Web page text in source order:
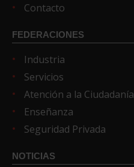
Contacto
FEDERACIONES
Industria
Servicios
Atención a la Ciudadanía
Enseñanza
Seguridad Privada
NOTICIAS